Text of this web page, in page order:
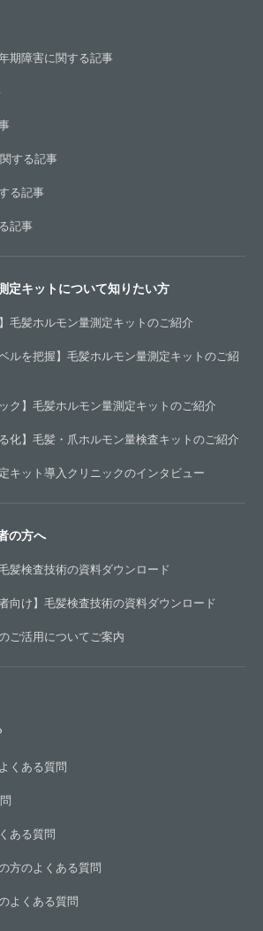
期障害に関する記事
する記事
る記事
記事
定キットについて知りたい方
毛髪ホルモン量測定キットのご紹介
ルを把握】毛髪ホルモン量測定キットのご紹
ク】毛髪ホルモン量測定キットのご紹介
化】毛髪・爪ホルモン量検査キットのご紹介
キット導入クリニックのインタビュー
の方へ
髪検査技術の資料ダウンロード
向け】毛髪検査技術の資料ダウンロード
ご活用についてご案内
くある質問
ある質問
方のよくある質問
よくある質問